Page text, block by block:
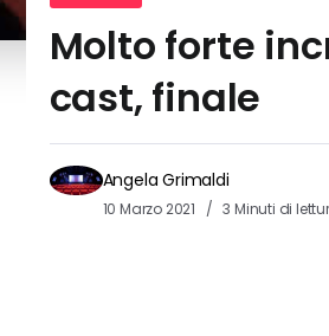
Molto forte
cast, finale
Angela Grimaldi
10 Marzo 2021 3 Minuti di